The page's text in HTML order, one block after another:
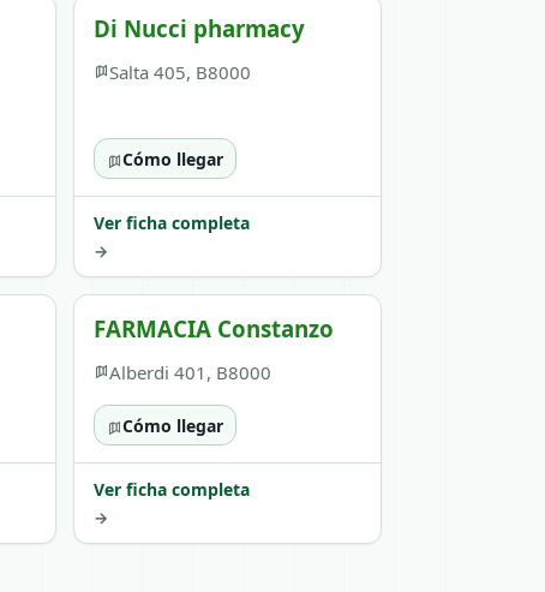
Di Nucci pharmacy
Salta 405, B8000
Cómo llegar
Ver ficha completa
→
FARMACIA Constanzo
Alberdi 401, B8000
Cómo llegar
Ver ficha completa
→